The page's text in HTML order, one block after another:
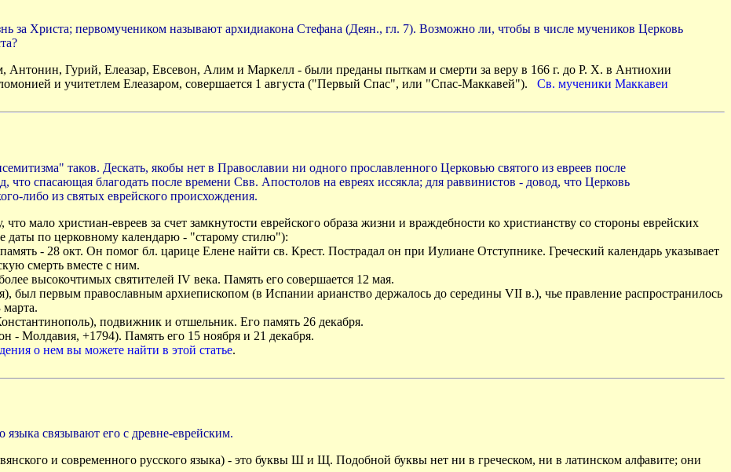
за Христа; первомучеником называют архидиакона Стефана (Деян., гл. 7). Возможно ли, чтобы в числе мучеников Церковь
Антонин, Гурий, Елеазар, Евсевон, Алим и Маркелл - были преданы пыткам и смерти за веру в 166 г. до Р. Х. в Антиохии
и учитетлeм Елеазаром, совершается 1 августа ("Первый Спас", или "Спас-Маккавей"). Св. мученики Маккавеи
таков. Дескать, якобы нет в Православии ни одного прославленного Церковью святого из евреев после
что спасающая благодать после времени Свв. Апостолов на евреях иссякла; для раввинистов - довод, что Церковь
либо из святых еврейского происхождения.
мало христиан-евреев за счет замкнутости еврейского образа жизни и враждебности ко христианству со стороны еврейских
по церковному календарю - "старому стилю"):
- 28 окт. Он помог бл. царице Елене найти св. Крест. Пострадал он при Иулиане Отступнике. Греческий календарь указывает
смерть вместе с ним.
высокочтимых святителей IV века. Память его совершается 12 мая.
был первым православным архиепископом (в Испании арианство держалось до середины VII в.), чье правление распространилось
подвижник и отшельник. Его память 26 декабря.
- Молдавия, +1794). Память его 15 ноября и 21 декабря.
о нем вы можете найти в этой статье.
связывают его с древне-еврейским.
и современного русского языка) - это буквы Ш и Щ. Подобной буквы нет ни в греческом, ни в латинском алфавите; они